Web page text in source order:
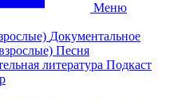
Меню
Документальное
Песня
литература Подкаст